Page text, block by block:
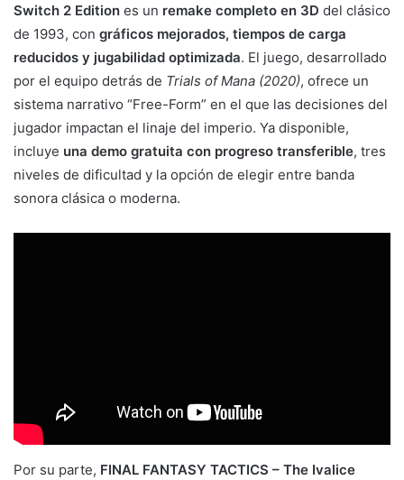
Switch 2 Edition es un remake completo en 3D del clásico
de 1993, con gráficos mejorados, tiempos de carga
reducidos y jugabilidad optimizada. El juego, desarrollado
por el equipo detrás de Trials of Mana (2020), ofrece un
sistema narrativo “Free-Form” en el que las decisiones del
jugador impactan el linaje del imperio. Ya disponible,
incluye una demo gratuita con progreso transferible, tres
niveles de dificultad y la opción de elegir entre banda
sonora clásica o moderna.
Por su parte, FINAL FANTASY TACTICS – The Ivalice